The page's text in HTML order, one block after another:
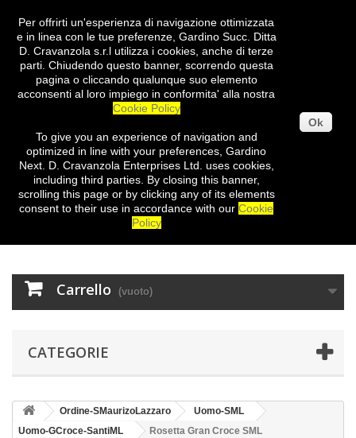
Carrello (vuoto)
CATEGORIE
Ordine-SMaurizoLazzaro
Uomo-SML
Uomo-GCroce-SantiML
Rosetta Gran Croce SML
Per offrirti un'esperienza di navigazione ottimizzata
e in linea con le tue preferenze, Gardino Succ. Ditta
D. Cravanzola s.r.l utilizza i cookies, anche di terze
parti. Chiudendo questo banner, scorrendo questa
pagina o cliccando qualunque suo elemento
acconsenti al loro impiego in conformita' alla nostra
Cookie Policy
To give you an experience of navigation and
optimized in line with your preferences Gardino
Next. D. Cravanzola Enterprises Ltd. uses cookies,
including third parties. By closing this banner,
scrolling this page or by clicking any of its elements
consent to their use in accordance with our Cookie
Policy
Ok